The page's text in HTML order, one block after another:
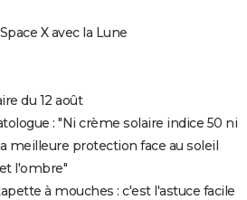
X avec la Lune
du 12 août
: "Ni crème solaire indice 50 ni
meilleure protection face au soleil
l'ombre"
à mouches : c'est l'astuce facile